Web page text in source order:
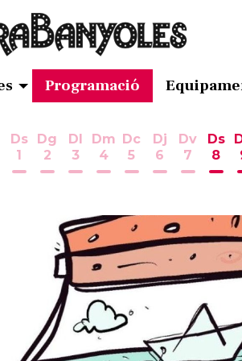
Programació
Ds
1
Dissabte 1 d'agost
Dg
2
Diumenge 2 d'agost
Dl
3
Dilluns 3 d'agost
Dm
4
Dimarts 4 d'agost
Dc
5
Dimecres 5
Dj
6
Dijous 6
Dv
7
Ds
8